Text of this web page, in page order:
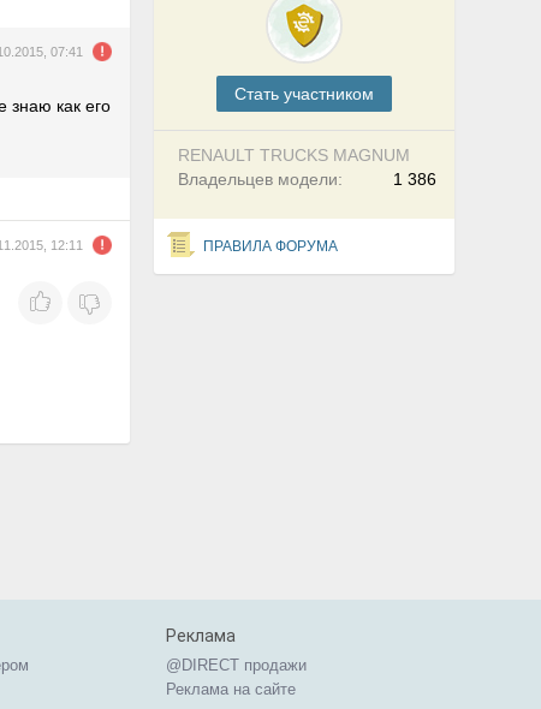
Cтать участником
RENAULT TRUCKS MAGNUM
1 386
Владельцев модели:
ПРАВИЛА ФОРУМА
07:41
знаю как его
12:11
Реклама
@DIRECT продажи
Реклама на сайте